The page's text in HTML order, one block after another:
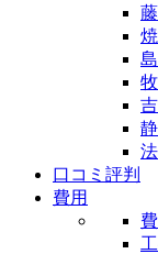
口コミ評判
費用